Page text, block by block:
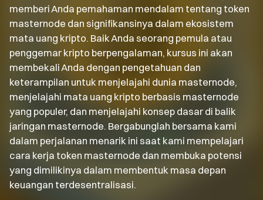
memberi Anda pemahaman mendalam tentang token
masternode dan signifikansinya dalam ekosistem
mata uang kripto. Baik Anda seorang pemula atau
penggemar kripto berpengalaman, kursus ini akan
membekali Anda dengan pengetahuan dan
keterampilan untuk menjelajahi dunia masternode,
menjelajahi mata uang kripto berbasis masternode
yang populer, dan menjelajahi konsep dasar di balik
jaringan masternode. Bergabunglah bersama kami
dalam perjalanan menarik ini saat kami mempelajari
cara kerja token masternode dan membuka potensi
yang dimilikinya dalam membentuk masa depan
keuangan terdesentralisasi.